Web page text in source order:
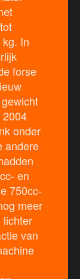
In
forse
onder
andere
en
750cc-
meer
lichter
van